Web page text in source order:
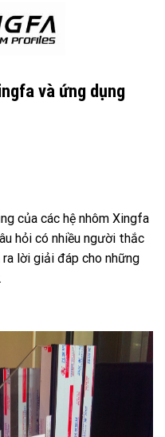
và ứng dụng
của các hệ nhôm Xingfa
hỏi có nhiều người thắc
lời giải đáp cho những